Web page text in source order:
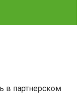
в партнерском